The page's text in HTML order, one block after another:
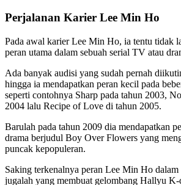
Perjalanan Karier Lee Min Ho
Pada awal karier Lee Min Ho, ia tentu tidak
peran utama dalam sebuah serial TV atau
Ada banyak audisi yang sudah pernah
hingga ia mendapatkan peran kecil pada
seperti contohnya Sharp pada tahun 2003,
2004 lalu Recipe of Love di tahun 2005.
Barulah pada tahun 2009 dia mendapatkan
drama berjudul Boy Over Flowers yang
puncak kepopuleran.
Saking terkenalnya peran Lee Min Ho dalam
jugalah yang membuat gelombang Hallyu K-